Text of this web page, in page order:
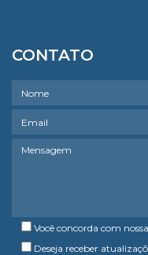
CONTATO
Você concorda com nossa
Deseja receber